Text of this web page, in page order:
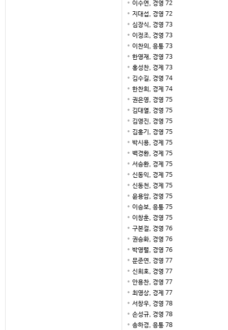
이수연, 경영 72
지대섭, 경영 72
심장식, 경영 73
이정조, 경영 73
이찬의, 응통 73
한영재, 경영 73
홍성찬, 경제 73
김수길, 경영 74
한찬희, 경제 74
권은영, 경영 75
김대열, 경영 75
김영진, 경영 75
김홍기, 경영 75
박시용, 경제 75
백경환, 경제 75
서승환, 경제 75
신동익, 경제 75
신동천, 경제 75
윤용암, 경영 75
이승보, 응통 75
이창훈, 경영 75
구본걸, 경영 76
권승화, 경영 76
박영렬, 경영 76
문준연, 경영 77
신희호, 경영 77
안용찬, 경영 77
최영상, 경제 77
서창우, 경영 78
손성규, 경영 78
송하경, 응통 78